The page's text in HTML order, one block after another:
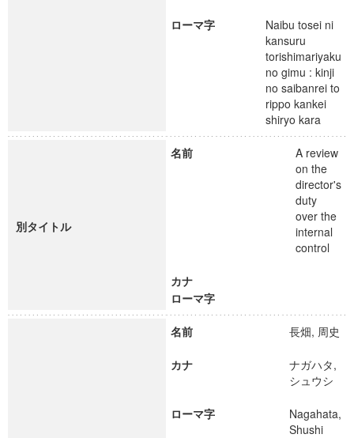
ローマ字
Naibu tosei ni
kansuru
torishimariyaku
no gimu : kinji
no saibanrei to
rippo kankei
shiryo kara
別タイトル
名前
A review
on the
director's
duty
over the
internal
control
カナ
ローマ字
名前 長畑, 周史
カナ
ナガハタ,
シュウシ
ローマ字
Nagahata,
Shushi